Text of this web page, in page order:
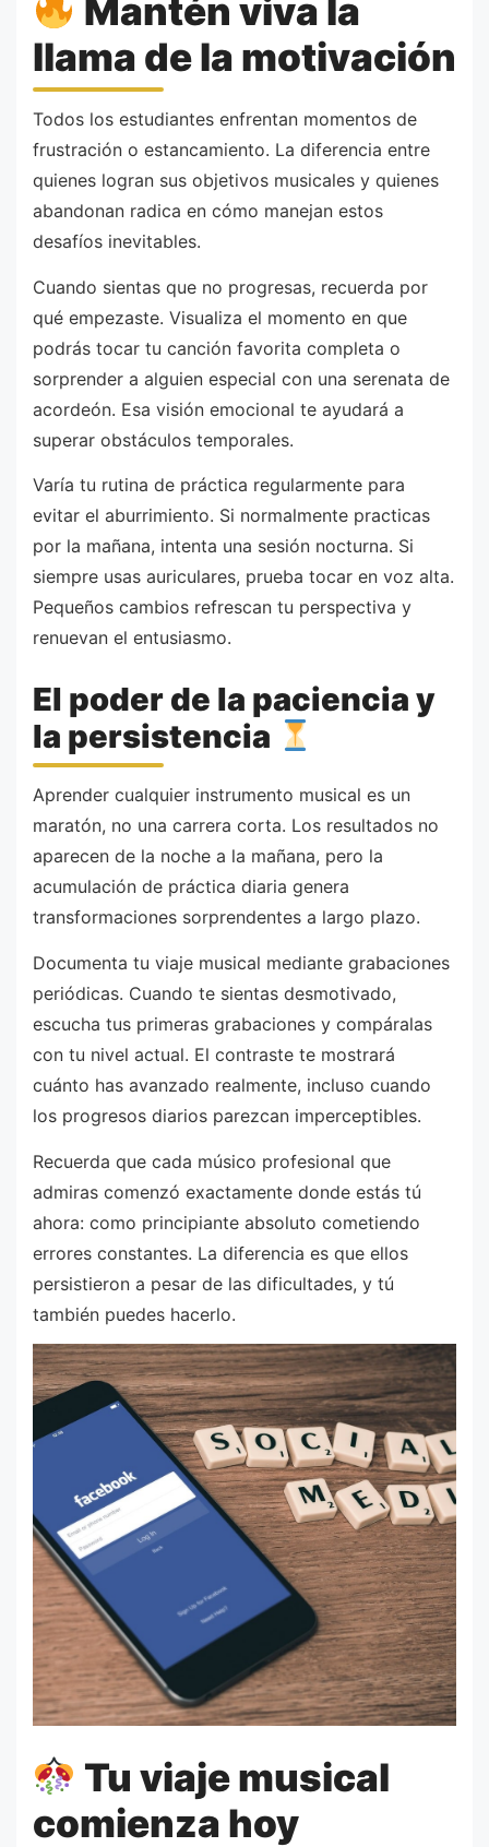
Mantén viva la
llama de la motivación
Todos los estudiantes enfrentan momentos de
frustración o estancamiento. La diferencia entre
quienes logran sus objetivos musicales y quienes
abandonan radica en cómo manejan estos
desafíos inevitables.
Cuando sientas que no progresas, recuerda por
qué empezaste. Visualiza el momento en que
podrás tocar tu canción favorita completa o
sorprender a alguien especial con una serenata de
acordeón. Esa visión emocional te ayudará a
superar obstáculos temporales.
Varía tu rutina de práctica regularmente para
evitar el aburrimiento. Si normalmente practicas
por la mañana, intenta una sesión nocturna. Si
siempre usas auriculares, prueba tocar en voz alta.
Pequeños cambios refrescan tu perspectiva y
renuevan el entusiasmo.
El poder de la paciencia y
la persistencia
Aprender cualquier instrumento musical es un
maratón, no una carrera corta. Los resultados no
aparecen de la noche a la mañana, pero la
acumulación de práctica diaria genera
transformaciones sorprendentes a largo plazo.
Documenta tu viaje musical mediante grabaciones
periódicas. Cuando te sientas desmotivado,
escucha tus primeras grabaciones y compáralas
con tu nivel actual. El contraste te mostrará
cuánto has avanzado realmente, incluso cuando
los progresos diarios parezcan imperceptibles.
Recuerda que cada músico profesional que
admiras comenzó exactamente donde estás tú
ahora: como principiante absoluto cometiendo
errores constantes. La diferencia es que ellos
persistieron a pesar de las dificultades, y tú
también puedes hacerlo.
Tu viaje musical
comienza hoy